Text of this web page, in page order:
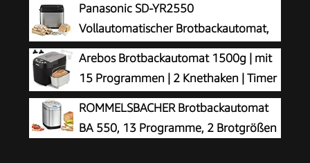
Panasonic SD-YR2550
Vollautomatischer Brotbackautomat,
horizontales Design, Rosinen-
Nussverteiler und Hefespender, 31 automatische
Programme, zwei Temperatursensoren, 13-
Stunden-Zeitvorwahl, Silber
Arebos Brotbackautomat 1500g | mit
15 Programmen | 2 Knethaken | Timer
| LCD Display | 3 Bräunungsgrade und
Brotgrößen | 850 W | Schwarz
ROMMELSBACHER Brotbackautomat
BA 550, 13 Programme, 2 Brotgrößen